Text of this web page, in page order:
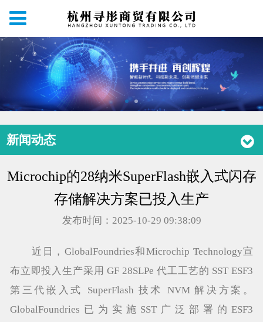
新闻动态
Microchip的28纳米SuperFlash嵌入式闪存
存储解决方案已投入生产
发布时间：2025-10-29 09:38:09
近日，GlobalFoundries和Microchip Technology宣
布立即投入生产采用 GF 28SLPe 代工工艺的 SST ESF3
第三代嵌入式 SuperFlash 技术 NVM 解决方案。
GlobalFoundries已为实施SST广泛部署的ESF3